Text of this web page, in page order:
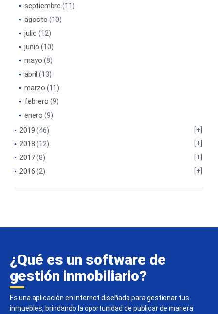
septiembre (11)
agosto (10)
julio (12)
junio (10)
mayo (8)
abril (13)
marzo (11)
febrero (9)
enero (9)
2019 (46)
2018 (12)
2017(8)
2016 (2)
¿Qué es un software de
gestión inmobiliario?
Es una aplicación en internet diseñada para gestionar tus
inmuebles, brindando la oportunidad de publicar de manera